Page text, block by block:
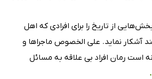
15 دقیقه و چهارم
14 دقیقه و پنجم
و ششم
از تاریخ را برای افرادی که اهل
آشکار نماید. علی الخصوص ماجراها و
است رمان افراد بی علاقه به مسائل